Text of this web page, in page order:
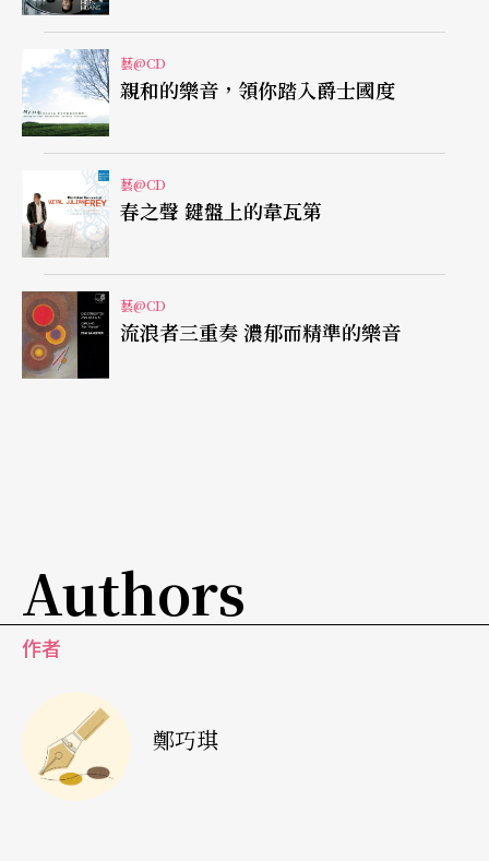
輕鬆地自己大聲唱歌。
這張專輯在編曲上的用心，非常值得大家細細推敲
編曲配合詞意的趣味，如〈幸福的孩子愛唱歌〉用
了烏克麗麗與陶笛，為曲子增添明亮爽朗、輕鬆自
在的風味；說禮貌一點都不枯燥的〈禮貌歌〉，從
早上一路唱到晚上，曲子也跟著安靜、慢下來；
〈親愛的，謝謝你〉以不同的樂器代表不同的感謝
對象，如銅管與太陽、豎琴與搖曳的樹葉等。
並適宜地加入古典音樂名曲，與原編曲交織，像是
版」，稚嫩的童音唱起這首歌，令人臉上無法不帶
上一抹微笑！
就在寫這篇文章的同時，我也一邊聽著歌，大聲唱
和，非常愉快，請大家不要遲疑，一起唱吧！
藝@CD
親和的樂音，領你踏入爵士國度
藝@CD
春之聲 鍵盤上的韋瓦第
藝@CD
流浪者三重奏 濃郁而精準的樂音
Authors
作者
鄭巧琪